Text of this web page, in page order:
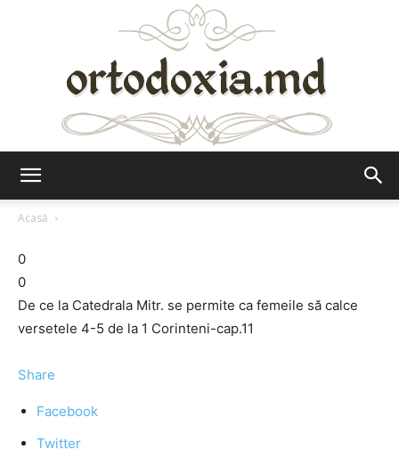
Acasă
0
0
De ce la Catedrala Mitr. se permite ca femeile să calce
versetele 4-5 de la 1 Corinteni-cap.11
Share
Facebook
Twitter